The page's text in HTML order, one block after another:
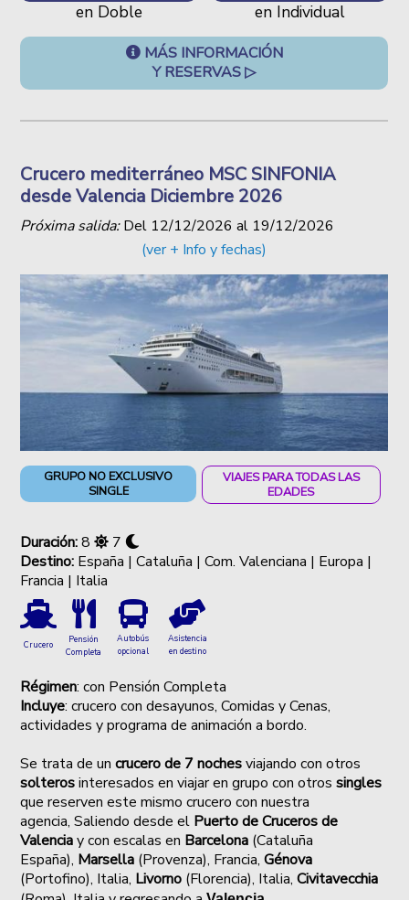
en Doble en Individual
MÁS INFORMACIÓN
Y RESERVAS ▷
Crucero mediterráneo MSC SINFONIA
desde Valencia Diciembre 2026
Próxima salida:Del 12/12/2026 al 19/12/2026
(ver + Info y fechas)
GRUPO NO EXCLUSIVO
SINGLE
VIAJES PARA TODAS LAS
EDADES
Duración:8
7
Destino: España | Cataluña | Com. Valenciana | Europa |
Francia | Italia
Crucero
Pensión
Completa
Autobús
opcional
Asistencia
en destino
Régimen: con Pensión Completa
Incluye: crucero con desayunos, Comidas y Cenas,
actividades y programa de animación a bordo.
Se trata de uncrucero de 7 nochesviajando con otros
solterosinteresados en viajar en grupo con otrossingles
que reserven este mismo crucero con nuestra
agencia, Saliendodesde el Puerto de Cruceros de
Valenciay con escalas en Barcelona (Cataluña
España), Marsella (Provenza), Francia,Génova
(Portofino), Italia, Livorno (Florencia), Italia,Civitavecchia